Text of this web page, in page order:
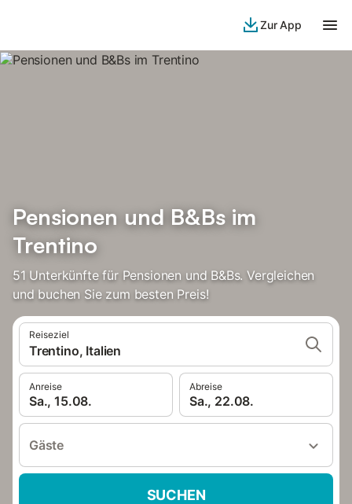
Zur App
Pensionen und B&Bs im
Trentino
51 Unterkünfte für Pensionen und B&Bs. Vergleichen
und buchen Sie zum besten Preis!
Reiseziel
Trentino, Italien
Anreise
Sa., 15.08.
Abreise
Sa., 22.08.
Gäste
SUCHEN